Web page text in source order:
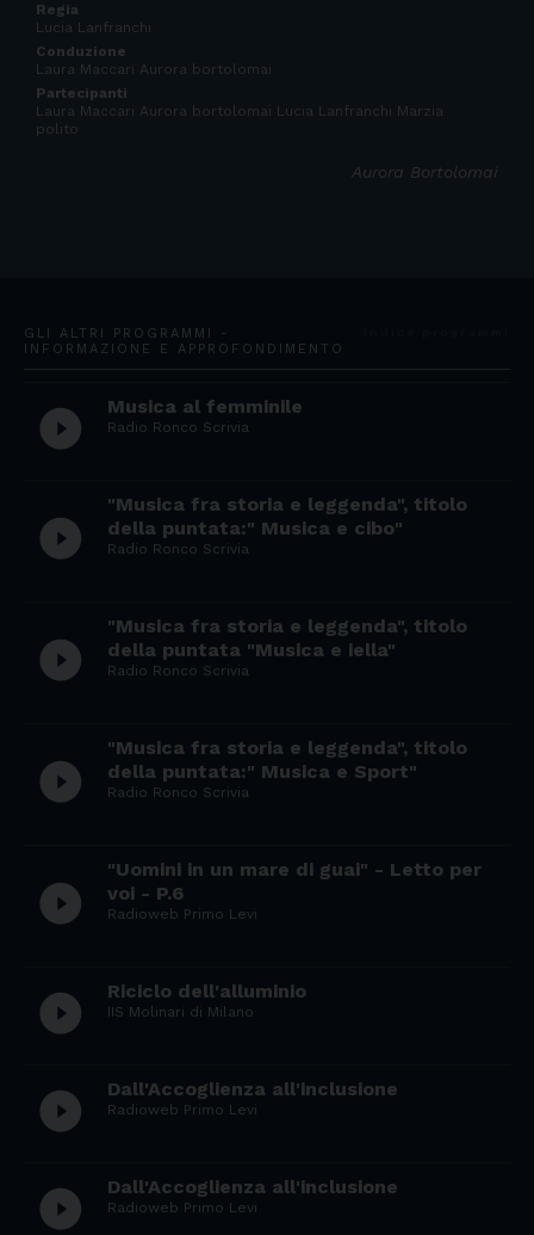
Regia
Lucia Lanfranchi
Conduzione
Laura Maccari Aurora bortolomai
Partecipanti
Laura Maccari Aurora bortolomai Lucia Lanfranchi Marzia
polito
Aurora Bortolomai
GLI ALTRI PROGRAMMI -
INFORMAZIONE E APPROFONDIMENTO
play_circle_filled Musica al femminile
Radio Ronco Scrivia
play_circle_filled
"Musica fra storia e leggenda", titolo
della puntata:" Musica e cibo"
Radio Ronco Scrivia
play_circle_filled
"Musica fra storia e leggenda", titolo
della puntata "Musica e iella"
Radio Ronco Scrivia
play_circle_filled
"Musica fra storia e leggenda", titolo
della puntata:" Musica e Sport"
Radio Ronco Scrivia
play_circle_filled
"Uomini in un mare di guai" - Letto per
voi - P.6
Radioweb Primo Levi
play_circle_filled Riciclo dell'alluminio
IIS Molinari di Milano
play_circle_filled Dall'Accoglienza all'inclusione
Radioweb Primo Levi
play_circle_filled Dall'Accoglienza all'inclusione
Radioweb Primo Levi